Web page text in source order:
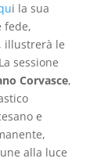
i la sua
fede,
illustrerà le
sessione
Corvasce,
e
alla luce